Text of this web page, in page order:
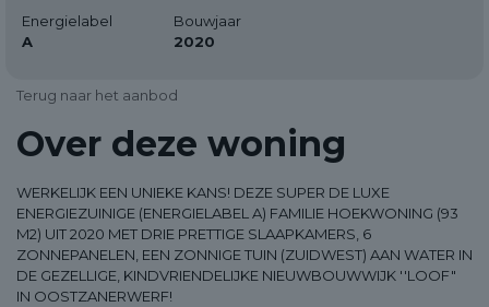
Energielabel
A
Bouwjaar
2020
Terug naar het aanbod
Over deze woning
WERKELIJK EEN UNIEKE KANS! DEZE SUPER DE LUXE
ENERGIEZUINIGE (ENERGIELABEL A) FAMILIE HOEKWONING (93
M2) UIT 2020 MET DRIE PRETTIGE SLAAPKAMERS, 6
ZONNEPANELEN, EEN ZONNIGE TUIN (ZUIDWEST) AAN WATER IN
DE GEZELLIGE, KINDVRIENDELIJKE NIEUWBOUWWIJK ''LOOF"
IN OOSTZANERWERF!